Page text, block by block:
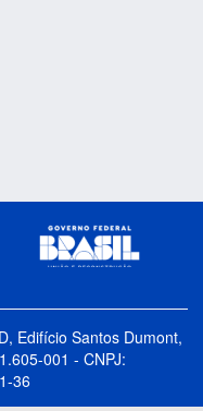
Edifício Santos Dumont,
001 - CNPJ:
36